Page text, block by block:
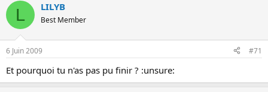
L LILYB
Best Member
6 Juin 2009 #71
Et pourquoi tu n'as pas pu finir ? :unsure: